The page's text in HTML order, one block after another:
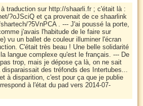
traduction sur http://shaarli.fr ; c'était là :
?oJSciQ et ça provenait de ce shaarlink
?5VnPCA . --- J'ai poussé la porte,
j'avais l'habitude de le faire sur
vu un ballet de couleur illuminer l'écran
C'était très beau ! Une belle solidarité
langue complexe qu'est le français. --- De
trop, mais je dépose ça là, on ne sait
des tréfonds des Intertubes...
à disparition, c'est pour ça que je publie
à l'état du pad vers 2014-07-